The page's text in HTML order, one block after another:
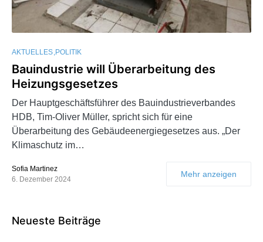
AKTUELLES POLITIK
Bauindustrie will Überarbeitung des
Heizungsgesetzes
Der Hauptgeschäftsführer des Bauindustrieverbandes
HDB, Tim-Oliver Müller, spricht sich für eine
Überarbeitung des Gebäudeenergiegesetzes aus. „Der
Klimaschutz im…
Sofia Martinez
6. Dezember 2024
Mehr anzeigen
Neueste Beiträge